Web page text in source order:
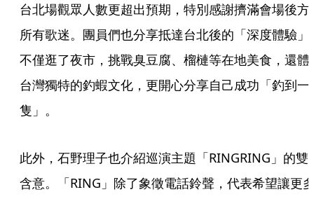
台北場觀眾人數更超出預期，特別感謝擠滿會場後方
所有歌迷。團員們也分享抵達台北後的「深度體驗」
不僅逛了夜市，挑戰臭豆腐、榴槤等在地美食，還體
台灣獨特的釣蝦文化，更開心分享自己成功「釣到一
隻」。
此外，石野理子也介紹巡演主題「RINGRING」的雙
含意。「RING」除了象徵電話鈴聲，代表希望讓更